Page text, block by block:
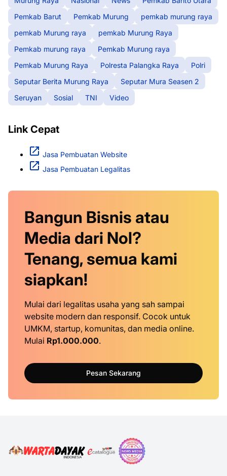
Pemkab Barut
Pemkab Murung
pemkab murung raya
pemkab Murung raya
pemkab Murung Raya
Pemkab murung raya
Pemkab Murung raya
Pemkab Murung Raya
Polresta Palangka Raya
Polri
Seputar Berita Murung Raya
Seputar Mura Seasen 2
Seruyan
Sosial TNI Video
Link Cepat
Jasa Pembuatan Website
Jasa Pembuatan Legalitas
Bangun Bisnis atau
Media dari Nol?
Tenang, semua kami
siapkan!
Mulai dari legalitas usaha yang sah sampai
website modern dan responsif. Cocok untuk
UMKM, startup, komunitas, dan media online.
Mulai Rp1.000.000.
Pesan Sekarang